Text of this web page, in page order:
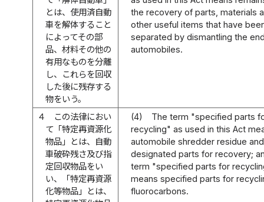
とは、使用済自動
車を解体すること
によってその部
品、材料その他の
有用なものを分離
し、これらを回収
した後に残存する
物をいう。
the recovery of parts, materials
other useful items that have
separated by dismantling the
automobiles.
４
この法律におい
て「特定再資源化
物品」とは、自動
車破砕残さ及び指
定回収物品をい
い、「特定再資源
化等物品」とは、
(4)
The term "specified parts
recycling" as used in this Act
automobile shredder residue and
designated parts for recovery;
term "specified parts for
means specified parts for
fluorocarbons.